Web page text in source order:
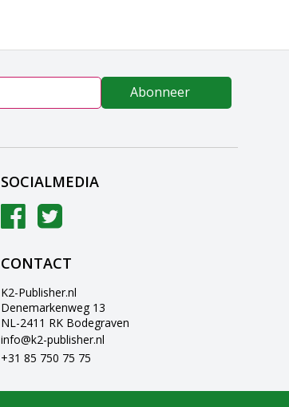
Abonneer
SOCIALMEDIA
CONTACT
K2-Publisher.nl
Denemarkenweg 13
NL-2411 RK Bodegraven
info@k2-publisher.nl
+31 85 750 75 75